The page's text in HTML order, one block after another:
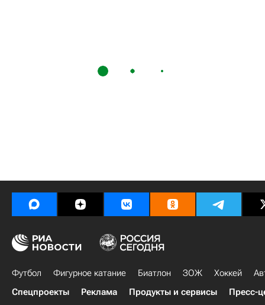
Футбол Фигурное катание Биатлон ЗОЖ Хоккей
Спецпроекты
Реклама Продукты и сервисы Пресс-